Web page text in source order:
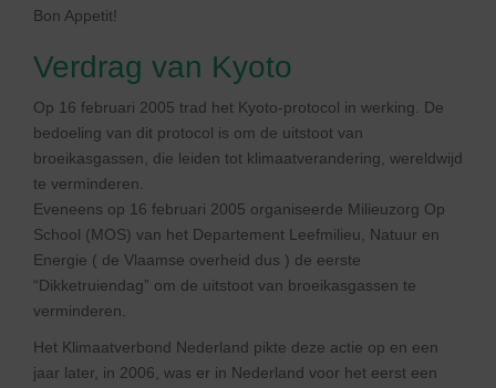
Bon Appetit!
Verdrag van Kyoto
Op 16 februari 2005 trad het Kyoto-protocol in werking. De
bedoeling van dit protocol is om de uitstoot van
broeikasgassen, die leiden tot klimaatverandering, wereldwijd
te verminderen.
Eveneens op 16 februari 2005 organiseerde Milieuzorg Op
School (MOS) van het Departement Leefmilieu, Natuur en
Energie ( de Vlaamse overheid dus ) de eerste
“Dikketruiendag” om de uitstoot van broeikasgassen te
verminderen.
Het Klimaatverbond Nederland pikte deze actie op en een
jaar later, in 2006, was er in Nederland voor het eerst een